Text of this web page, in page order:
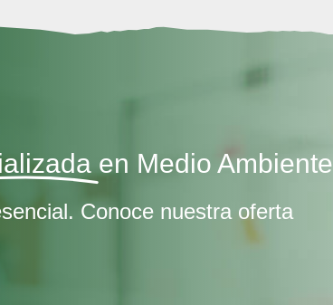
en Medio Ambiente
Conoce nuestra oferta